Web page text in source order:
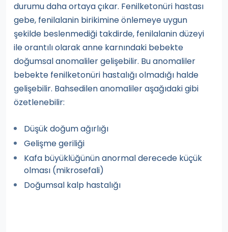
durumu daha ortaya çıkar. Fenilketonüri hastası
gebe, fenilalanin birikimine önlemeye uygun
şekilde beslenmediği takdirde, fenilalanin düzeyi
ile orantılı olarak anne karnındaki bebekte
doğumsal anomaliler gelişebilir. Bu anomaliler
bebekte fenilketonüri hastalığı olmadığı halde
gelişebilir. Bahsedilen anomaliler aşağıdaki gibi
özetlenebilir:
Düşük doğum ağırlığı
Gelişme geriliği
Kafa büyüklüğünün anormal derecede küçük
olması (mikrosefali)
Doğumsal kalp hastalığı